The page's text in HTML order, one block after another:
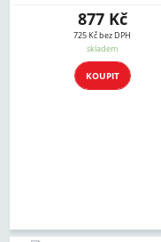
877 Kč
725 Kč bez DPH
skladem
KOUPIT